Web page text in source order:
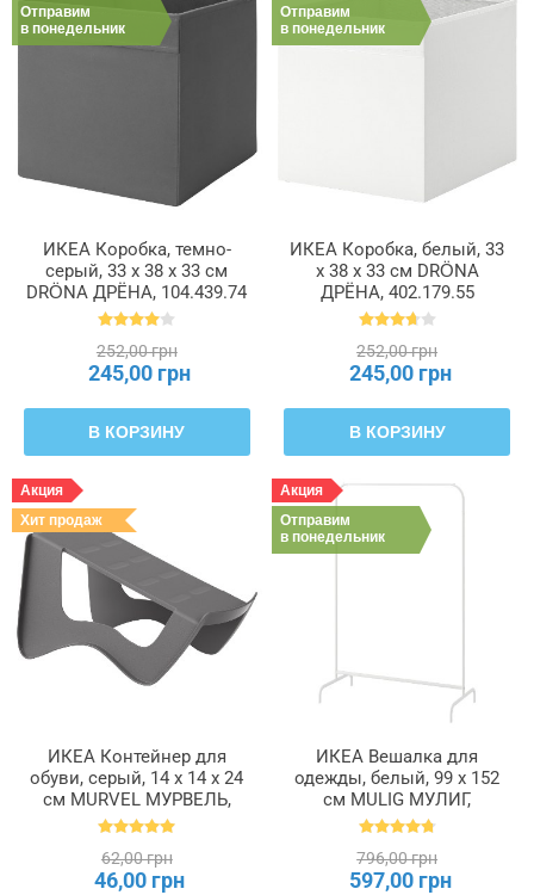
Отправим
в понедельник
ИКЕА Коробка, темно-
серый, 33 x 38 x 33 см
DRÖNA ДРЁНА, 104.439.74
252,00 грн
245,00 грн
В КОРЗИНУ
Отправим
в понедельник
ИКЕА Коробка, белый, 33
x 38 x 33 см DRÖNA
ДРЁНА, 402.179.55
252,00 грн
245,00 грн
В КОРЗИНУ
Акция
Хит продаж
ИКЕА Контейнер для
обуви, серый, 14 x 14 x 24
см MURVEL МУРВЕЛЬ,
204.348.32
62,00 грн
46,00 грн
Акция
Отправим
в понедельник
ИКЕА Вешалка для
одежды, белый, 99 x 152
см MULIG МУЛИГ,
601.794.34
796,00 грн
597,00 грн